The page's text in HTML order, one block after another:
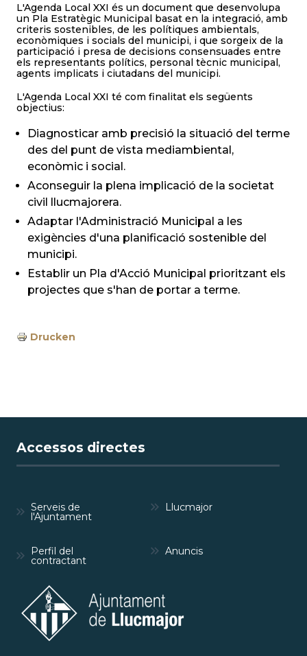
L'Agenda Local XXI és un document que desenvolupa
un Pla Estratègic Municipal basat en la integració, amb
criteris sostenibles, de les polítiques ambientals,
econòmiques i socials del municipi, i que sorgeix de la
participació i presa de decisions consensuades entre
els representants polítics, personal tècnic municipal,
agents implicats i ciutadans del municipi.
L'Agenda Local XXI té com finalitat els següents
objectius:
Diagnosticar amb precisió la situació del terme
des del punt de vista mediambiental,
econòmic i social.
Aconseguir la plena implicació de la societat
civil llucmajorera.
Adaptar l'Administració Municipal a les
exigències d'una planificació sostenible del
municipi.
Establir un Pla d'Acció Municipal prioritzant els
projectes que s'han de portar a terme.
Drucken
Accessos directes
Serveis de
l'Ajuntament
Llucmajor
Perfil del
contractant
Anuncis